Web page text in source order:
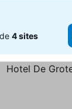
4 sites